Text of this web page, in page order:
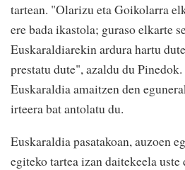
tartean. "Olarizu eta Goikolarra
ere bada ikastola; guraso elkarte
Euskaraldiarekin ardura hartu
prestatu dute", azaldu du
Euskaraldia amaitzen den
irteera bat antolatu du.
Euskaraldia pasatakoan, auzoen
egiteko tartea izan daitekeela